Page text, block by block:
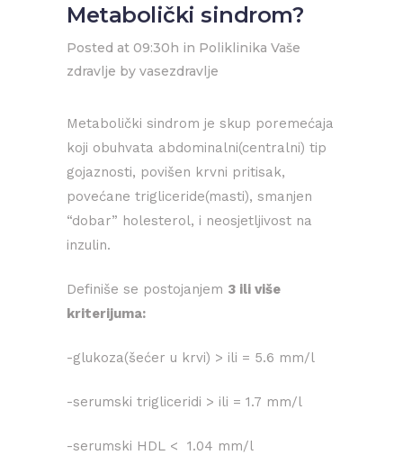
Metabolički sindrom?
Posted at 09:30h in Poliklinika Vaše
zdravlje by vasezdravlje
Metabolički sindrom je skup poremećaja
koji obuhvata abdominalni(centralni) tip
gojaznosti, povišen krvni pritisak,
povećane trigliceride(masti), smanjen
“dobar” holesterol, i neosjetljivost na
inzulin.
Definiše se postojanjem 3 ili više
kriterijuma:
-glukoza(šećer u krvi) > ili = 5.6 mm/l
-serumski trigliceridi > ili = 1.7 mm/l
-serumski HDL < 1.04 mm/l